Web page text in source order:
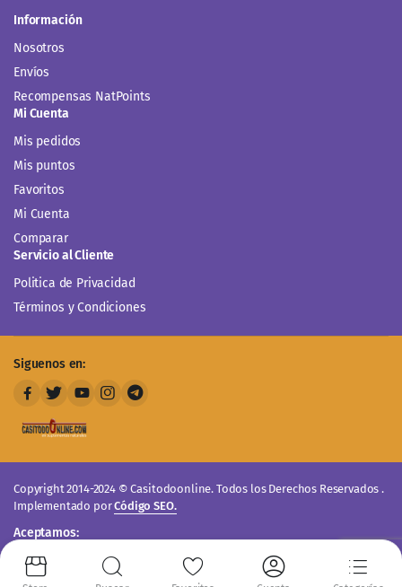
Información
Nosotros
Envíos
Recompensas NatPoints
Mi Cuenta
Mis pedidos
Mis puntos
Favoritos
Mi Cuenta
Comparar
Servicio al Cliente
Politica de Privacidad
Términos y Condiciones
Siguenos en:
Copyright 2014-2024 © Casitodoonline. Todos los Derechos Reservados .
Implementado porCódigo SEO.
Aceptamos: